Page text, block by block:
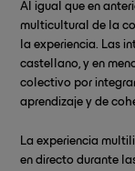
Al igual que en
multicultural de la
la experiencia. Las
castellano, y en
colectivo por
aprendizaje y de
La experiencia
en directo durante